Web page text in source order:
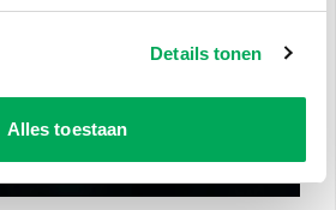
Details tonen
Alles toestaan